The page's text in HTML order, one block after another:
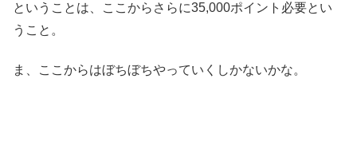
ということは、ここからさらに35,000ポイント必要とい
うこと。
ま、ここからはぼちぼちやっていくしかないかな。